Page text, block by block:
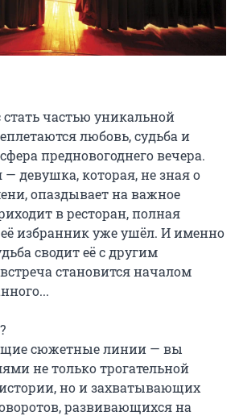
частью уникальной
любовь, судьба и
предновогоднего вечера.
— девушка, которая, не зная о
опаздывает на важное
в ресторан, полная
избранник уже ушёл. И именно
сводит её с другим
становится началом
сюжетные линии — вы
не только трогательной
но и захватывающих
развивающихся на